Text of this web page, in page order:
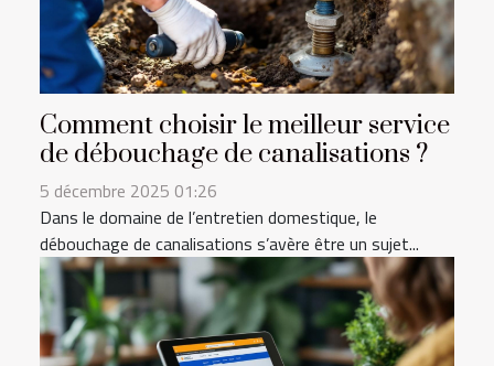
Comment choisir le meilleur service
de débouchage de canalisations ?
5 décembre 2025 01:26
Dans le domaine de l’entretien domestique, le
débouchage de canalisations s’avère être un sujet...